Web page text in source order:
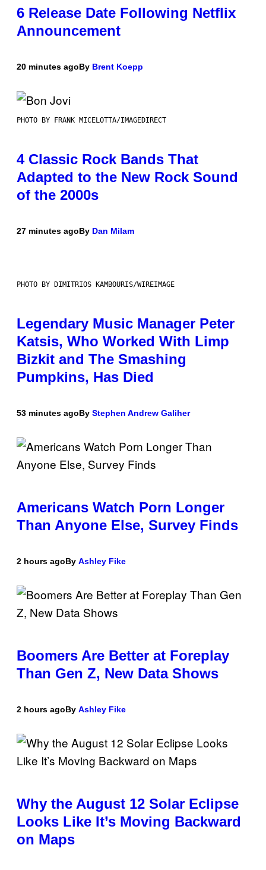
6 Release Date Following Netflix
Announcement
20 minutes agoBy Brent Koepp
PHOTO BY FRANK MICELOTTA/IMAGEDIRECT
4 Classic Rock Bands That
Adapted to the New Rock Sound
of the 2000s
27 minutes agoBy Dan Milam
PHOTO BY DIMITRIOS KAMBOURIS/WIREIMAGE
Legendary Music Manager Peter
Katsis, Who Worked With Limp
Bizkit and The Smashing
Pumpkins, Has Died
53 minutes agoBy Stephen Andrew Galiher
Americans Watch Porn Longer
Than Anyone Else, Survey Finds
2 hours agoBy Ashley Fike
Boomers Are Better at Foreplay
Than Gen Z, New Data Shows
2 hours agoBy Ashley Fike
Why the August 12 Solar Eclipse
Looks Like It’s Moving Backward
on Maps